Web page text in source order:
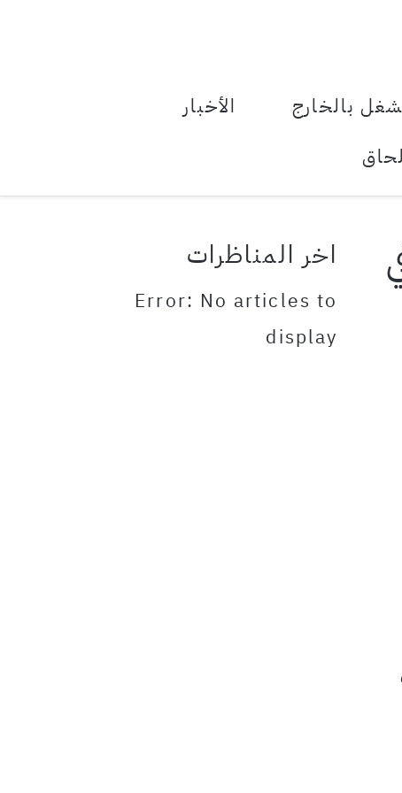
بالخارج
الأخبار
اخر المناظرات
Error: No articles to
display